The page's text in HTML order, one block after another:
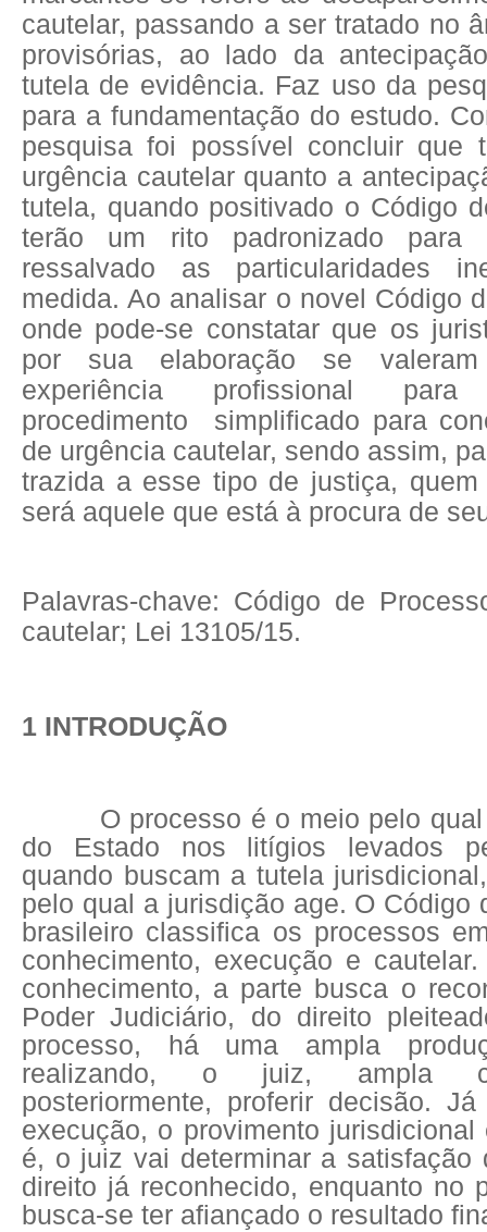
cautelar, passando a ser tratado no
provisórias, ao lado da
tutela de evidência. Faz uso da
para a fundamentação do estudo.
pesquisa foi possível concluir que t
urgência cautelar quanto a
tutela, quando positivado o Código
terão um rito padronizado para
ressalvado as particularidades
medida. Ao analisar o novel Código
onde pode-se constatar que os
por sua elaboração se
experiência
profissional
para
procedimento
simplificado para
de urgência cautelar, sendo assim,
trazida a esse tipo de justiça, quem
será aquele que está à procura de
Palavras-chave: Código de
cautelar; Lei 13105/15.
1 INTRODUÇÃO
O processo é o meio pelo
do Estado nos litígios levados
quando buscam a tutela
pelo qual a jurisdição age. O Código
brasileiro classifica os processos
conhecimento, execução e
conhecimento, a parte busca o
Poder Judiciário, do direito
processo, há uma ampla
realizando, o juiz, ampla
posteriormente, proferir decisão.
execução, o provimento
é, o juiz vai determinar a satisfação
direito já reconhecido, enquanto no
busca-se ter afiançado o resultado